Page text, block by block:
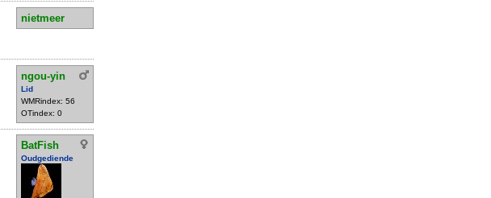
nietmeer
ngou-yin
Lid
WMRindex: 56
OTindex: 0
BatFish
Oudgediende